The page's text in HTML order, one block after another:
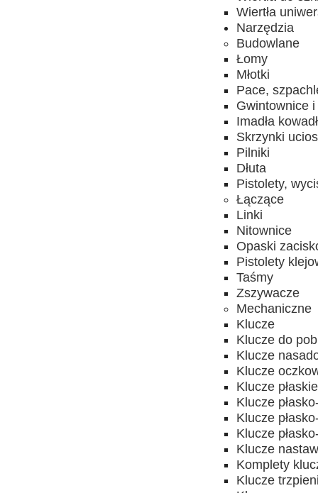
Wiertła
Narzędzia
Budowlane
Łomy
Młotki
Pace,
Gwintownice
Imadła
Skrzynki
Pilniki
Dłuta
Pistolety,
Łączące
Linki
Nitownice
Opaski
Pistolety
Taśmy
Zszywacze
Mechaniczne
Klucze
Klucze do
Klucze
Klucze
Klucze
Klucze
Klucze
Klucze
Klucze
Komplety
Klucze